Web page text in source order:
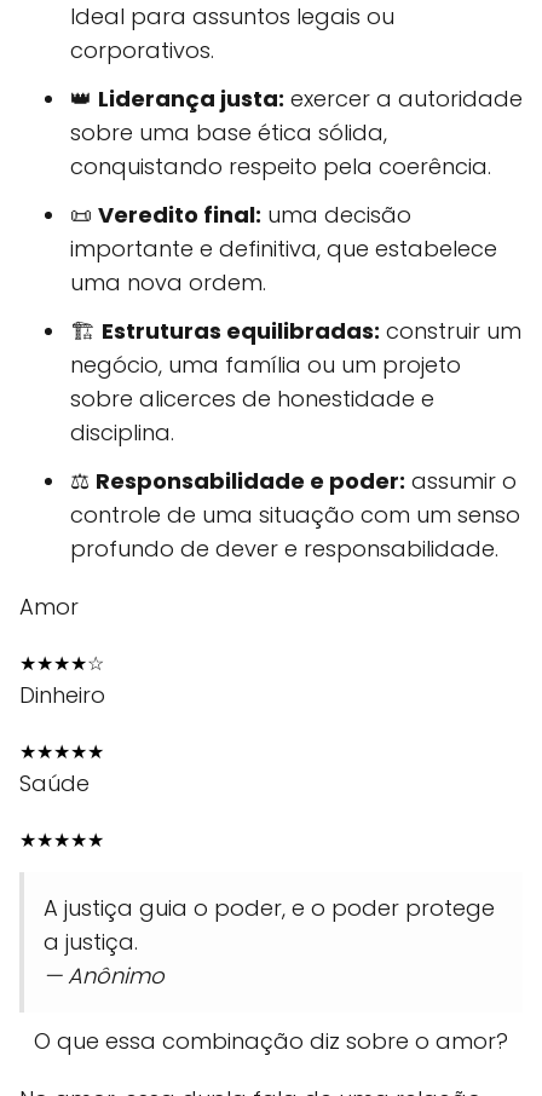
Ideal para assuntos legais ou
corporativos.
👑 Liderança justa: exercer a autoridade
sobre uma base ética sólida,
conquistando respeito pela coerência.
📜 Veredito final: uma decisão
importante e definitiva, que estabelece
uma nova ordem.
🏗️ Estruturas equilibradas: construir um
negócio, uma família ou um projeto
sobre alicerces de honestidade e
disciplina.
⚖️ Responsabilidade e poder: assumir o
controle de uma situação com um senso
profundo de dever e responsabilidade.
Amor
★★★★☆
Dinheiro
★★★★★
Saúde
★★★★★
A justiça guia o poder, e o poder protege
a justiça.
— Anônimo
O que essa combinação diz sobre o amor?